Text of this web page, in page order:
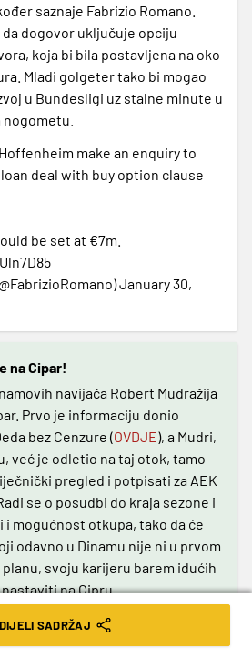
saznaje Fabrizio Romano.
da dogovor uključuje opciju
koja bi bila postavljena na oko
Mladi golgeter tako bi mogao
u Bundesligi uz stalne minute u
make an enquiry to
deal with buy option clause
be set at €7m.
January 30,
na Cipar!
navijača Robert Mudražija
Prvo je informaciju donio
bez Cenzure (OVDJE), a Mudri,
već je odletio na taj otok, tamo
pregled i potpisati za AEK
se o posudbi do kraja sezone i
i mogućnost otkupa, tako da će
odavno u Dinamu nije ni u prvom
svoju karijeru barem idućih
na Cipru.
Berlinu?
SADRŽAJ